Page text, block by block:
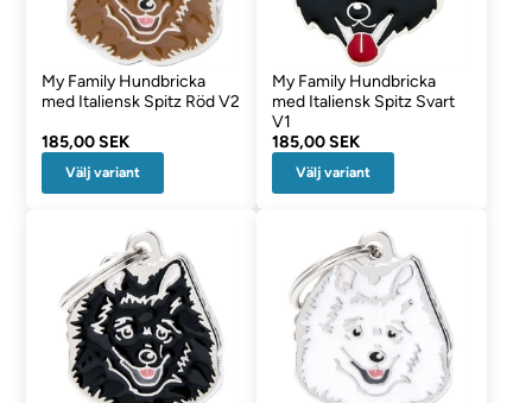
My Family Hundbricka
med Italiensk Spitz Röd V2
185,00 SEK
Välj variant
My Family Hundbricka
med Italiensk Spitz Svart
V1
185,00 SEK
Välj variant